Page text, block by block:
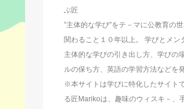
ぶ匠
”主体的な学び”をテ－マに公教育の
関わること１０年以上。 学びとメン
主体的な学びの引き出し方、学びの
ルの保ち方、英語の学習方法などを
※本サイトは学びに特化したサイト
る匠Marikoは、趣味のウィスキ－、